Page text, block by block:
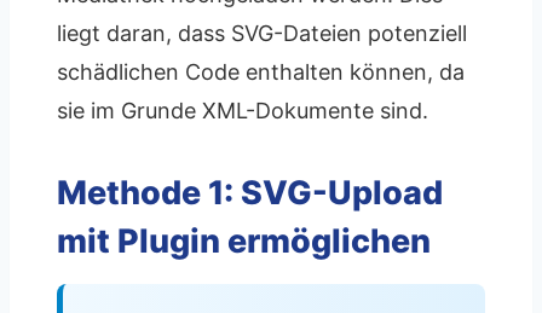
liegt daran, dass SVG-Dateien potenziell
schädlichen Code enthalten können, da
sie im Grunde XML-Dokumente sind.
Methode 1: SVG-Upload
mit Plugin ermöglichen